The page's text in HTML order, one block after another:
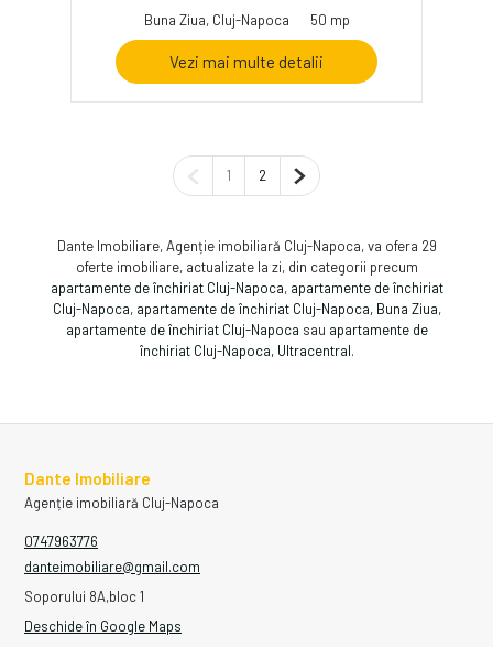
Buna Ziua, Cluj-Napoca
50 mp
Vezi mai multe detalii
Pagina anterioară
1 2 Pagina următoare
Dante Imobiliare, Agenție imobiliară Cluj-Napoca, va ofera 29
oferte imobiliare, actualizate la zi, din categorii precum
apartamente de închiriat Cluj-Napoca, apartamente de închiriat
Cluj-Napoca, apartamente de închiriat Cluj-Napoca, Buna Ziua,
apartamente de închiriat Cluj-Napoca sau apartamente de
închiriat Cluj-Napoca, Ultracentral.
Dante Imobiliare
Agenție imobiliară Cluj-Napoca
0747963776
danteimobiliare@gmail.com
Soporului 8A,bloc 1
Deschide în Google Maps